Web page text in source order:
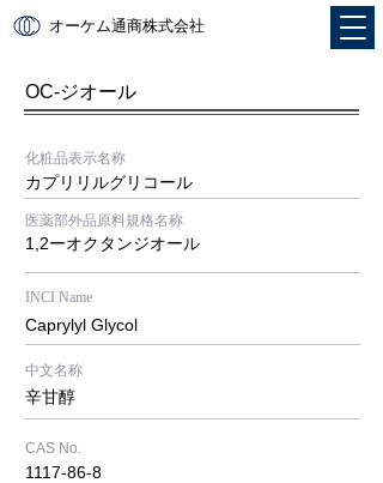
オーケム通商株式会社
OC-ジオール
化粧品表示名称
カプリリルグリコール
​医薬部外品原料規格名称
1,2ーオクタンジオール
INCI Name
Caprylyl Glycol
​中文名称
辛甘醇
CAS No.
1117-86-8